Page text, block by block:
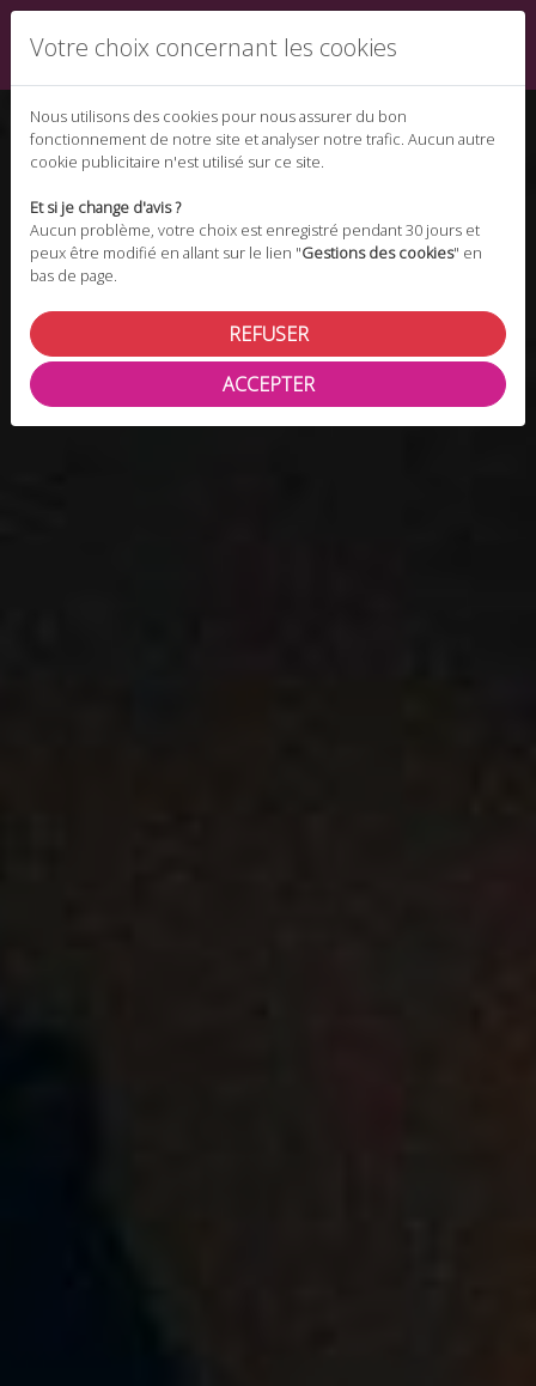
Votre choix concernant les cookies
Nous utilisons des cookies pour nous assurer du bon
fonctionnement de notre site et analyser notre trafic. Aucun autre
cookie publicitaire n'est utilisé sur ce site.
Et si je change d'avis ?
Aucun problème, votre choix est enregistré pendant 30 jours et
peux être modifié en allant sur le lien "Gestions des cookies" en
bas de page.
REFUSER
ACCEPTER